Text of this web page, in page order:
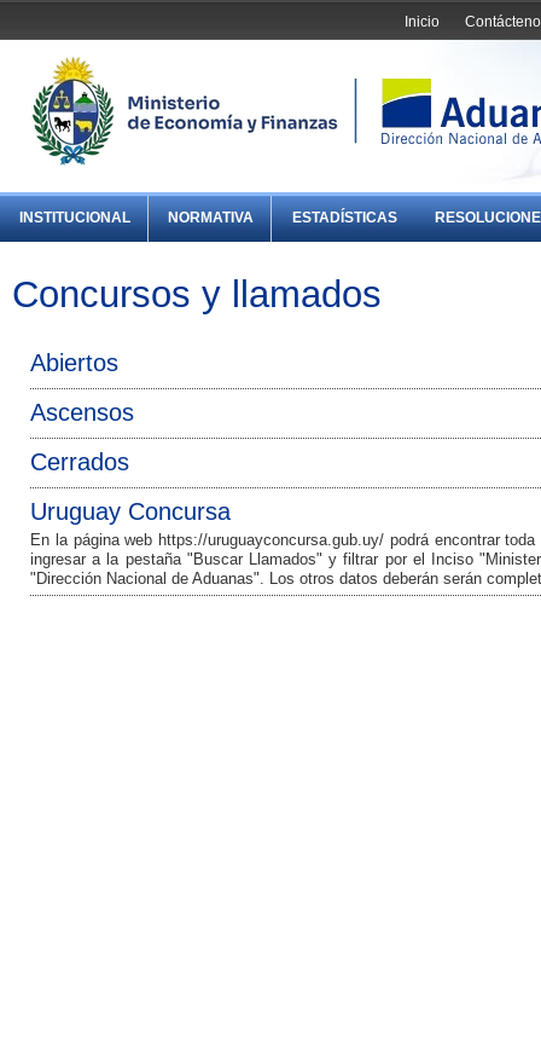
Inicio
INSTITUCIONAL NORMATIVA ESTADÍSTICAS
Concursos y llamados
Abiertos
Ascensos
Cerrados
Uruguay Concursa
En la página web https://uruguayconcursa.gub.uy/ podrá encontrar
ingresar a la pestaña "Buscar Llamados" y filtrar por el Inciso
"Dirección Nacional de Aduanas". Los otros datos deberán serán